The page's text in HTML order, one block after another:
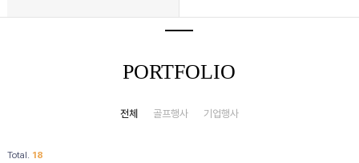
PORTFOLIO
전체 골프행사 기업행사
Total. 18